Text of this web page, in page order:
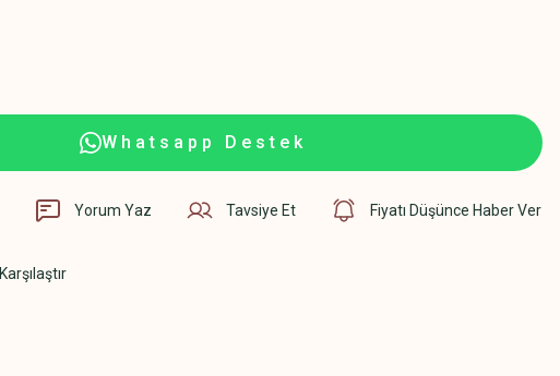
Whatsapp Destek
Yorum Yaz Tavsiye Et Fiyatı Düşünce Haber Ver
Karşılaştır